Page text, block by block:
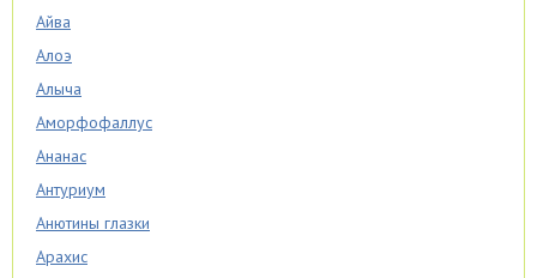
Айва
Алоэ
Алыча
Аморфофаллус
Ананас
Антуриум
Анютины глазки
Арахис